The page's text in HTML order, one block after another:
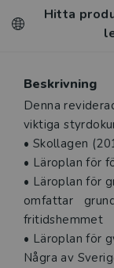
Hitta
Beskrivning
Denna
viktiga
• Skollagen
• Läroplan för
• Läroplan för
omfattar
fritidshemmet
• Läroplan för
Några av